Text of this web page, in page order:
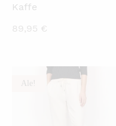
Kaffe
89,95 €
Ale! KATSO PIKANÄKYMÄ